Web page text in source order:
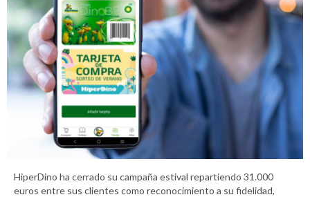
HiperDino ha cerrado su campaña estival repartiendo 31.000
euros entre sus clientes como reconocimiento a su fidelidad,